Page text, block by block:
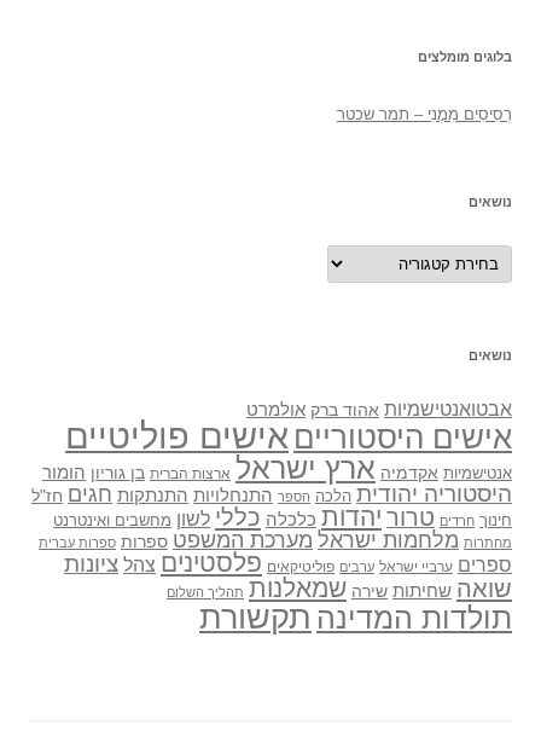
בלוגים מומלצים
רְסִיסִים מִמֶנִי – תמר שכטר
נושאים
נושאים
נושאים
אבטואנטישמיות אהוד ברק אולמרט
אישים היסטוריים אישים פוליטיים
אנטישמיות אקדמיה ארץ ישראל ארצות הברית בן גוריון הומור
היסטוריה יהודית הלכה הספר התנחלויות התנתקות חגים חז"ל
חינוך חרדים טרור יהדות כלכלה כללי לשון מחשבים ואינטרנט
מחתרות מלחמות ישראל מערכת המשפט ספרות ספרות עברית
ספרים ערביי ישראל ערבים פוליטיקאים פלסטינים צהל ציונות
שואה שחיתות שירה שמאלנות תהליך השלום
תולדות המדינה תקשורת